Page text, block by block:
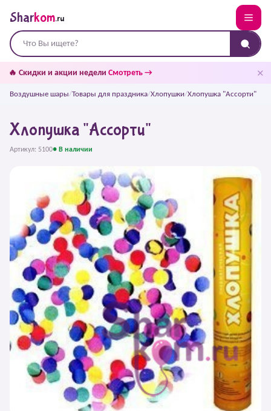
Sharkom.ru
🔥 Скидки и акции недели Смотреть → ✕
Воздушные шары/Товары для праздника/Хлопушки/Хлопушка "Ассорти"
Хлопушка "Ассорти"
Артикул: 5100● В наличии